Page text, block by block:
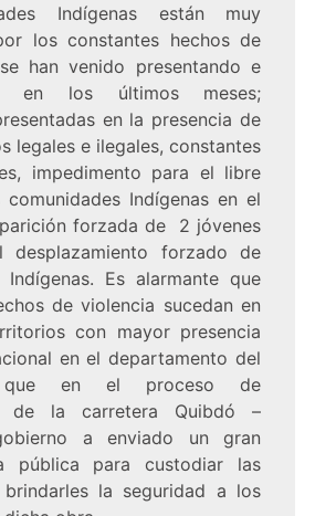
Indígenas están muy
los constantes hechos de
han venido presentando e
en los últimos meses;
en la presencia de
legales e ilegales, constantes
impedimento para el libre
Indígenas en el
forzada de 2 jóvenes
desplazamiento forzado de
Es alarmante que
de violencia sucedan en
con mayor presencia
en el departamento del
en el proceso de
de la carretera Quibdó –
a enviado un gran
pública para custodiar las
brindarles la seguridad a los